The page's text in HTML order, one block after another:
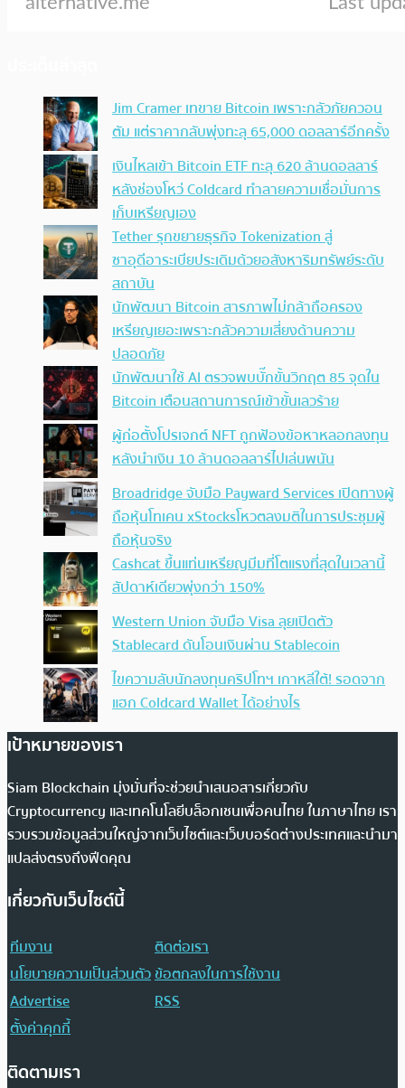
Jim Cramer เทขาย Bitcoin เพราะกลัวภัยควอน
ตัม แต่ราคากลับพุ่งทะลุ 65,000 ดอลลาร์อีกครั้ง
เงินไหลเข้า Bitcoin ETF ทะลุ 620 ล้านดอลลาร์
หลังช่องโหว่ Coldcard ทำลายความเชื่อมั่นการ
เก็บเหรียญเอง
Tether รุกขยายธุรกิจ Tokenization สู่
ซาอุดีอาระเบียประเดิมด้วยอสังหาริมทรัพย์ระดับ
สถาบัน
นักพัฒนา Bitcoin สารภาพไม่กล้าถือครอง
เหรียญเยอะเพราะกลัวความเสี่ยงด้านความ
ปลอดภัย
นักพัฒนาใช้ AI ตรวจพบบั๊กขั้นวิกฤต 85 จุดใน
Bitcoin เตือนสถานการณ์เข้าขั้นเลวร้าย
ผู้ก่อตั้งโปรเจกต์ NFT ถูกฟ้องข้อหาหลอกลงทุน
หลังนำเงิน 10 ล้านดอลลาร์ไปเล่นพนัน
Broadridge จับมือ Payward Services เปิดทางผู้
ถือหุ้นโทเคน xStocksโหวตลงมติในการประชุมผู้
ถือหุ้นจริง
Cashcat ขึ้นแท่นเหรียญมีมที่โตแรงที่สุดในเวลานี้
สัปดาห์เดียวพุ่งกว่า 150%
Western Union จับมือ Visa ลุยเปิดตัว
Stablecard ดันโอนเงินผ่าน Stablecoin
ไขความลับนักลงทุนคริปโทฯ เกาหลีใต้! รอดจาก
แฮก Coldcard Wallet ได้อย่างไร
เป้าหมายของเรา
Siam Blockchain มุ่งมั่นที่จะช่วยนำเสนอสารเกี่ยวกับ
Cryptocurrency และเทคโนโลยีบล็อกเชนเพื่อคนไทย ในภาษาไทย เรา
รวบรวมข้อมูลส่วนใหญ่จากเว็บไซต์และเว็บบอร์ดต่างประเทศและนำมา
แปลส่งตรงถึงฟีดคุณ
เกี่ยวกับเว็บไซต์นี้
ทีมงาน
ติดต่อเรา
นโยบายความเป็นส่วนตัวข้อตกลงในการใช้งาน
Advertise
RSS
ตั้งค่าคุกกี้
ติดตามเรา